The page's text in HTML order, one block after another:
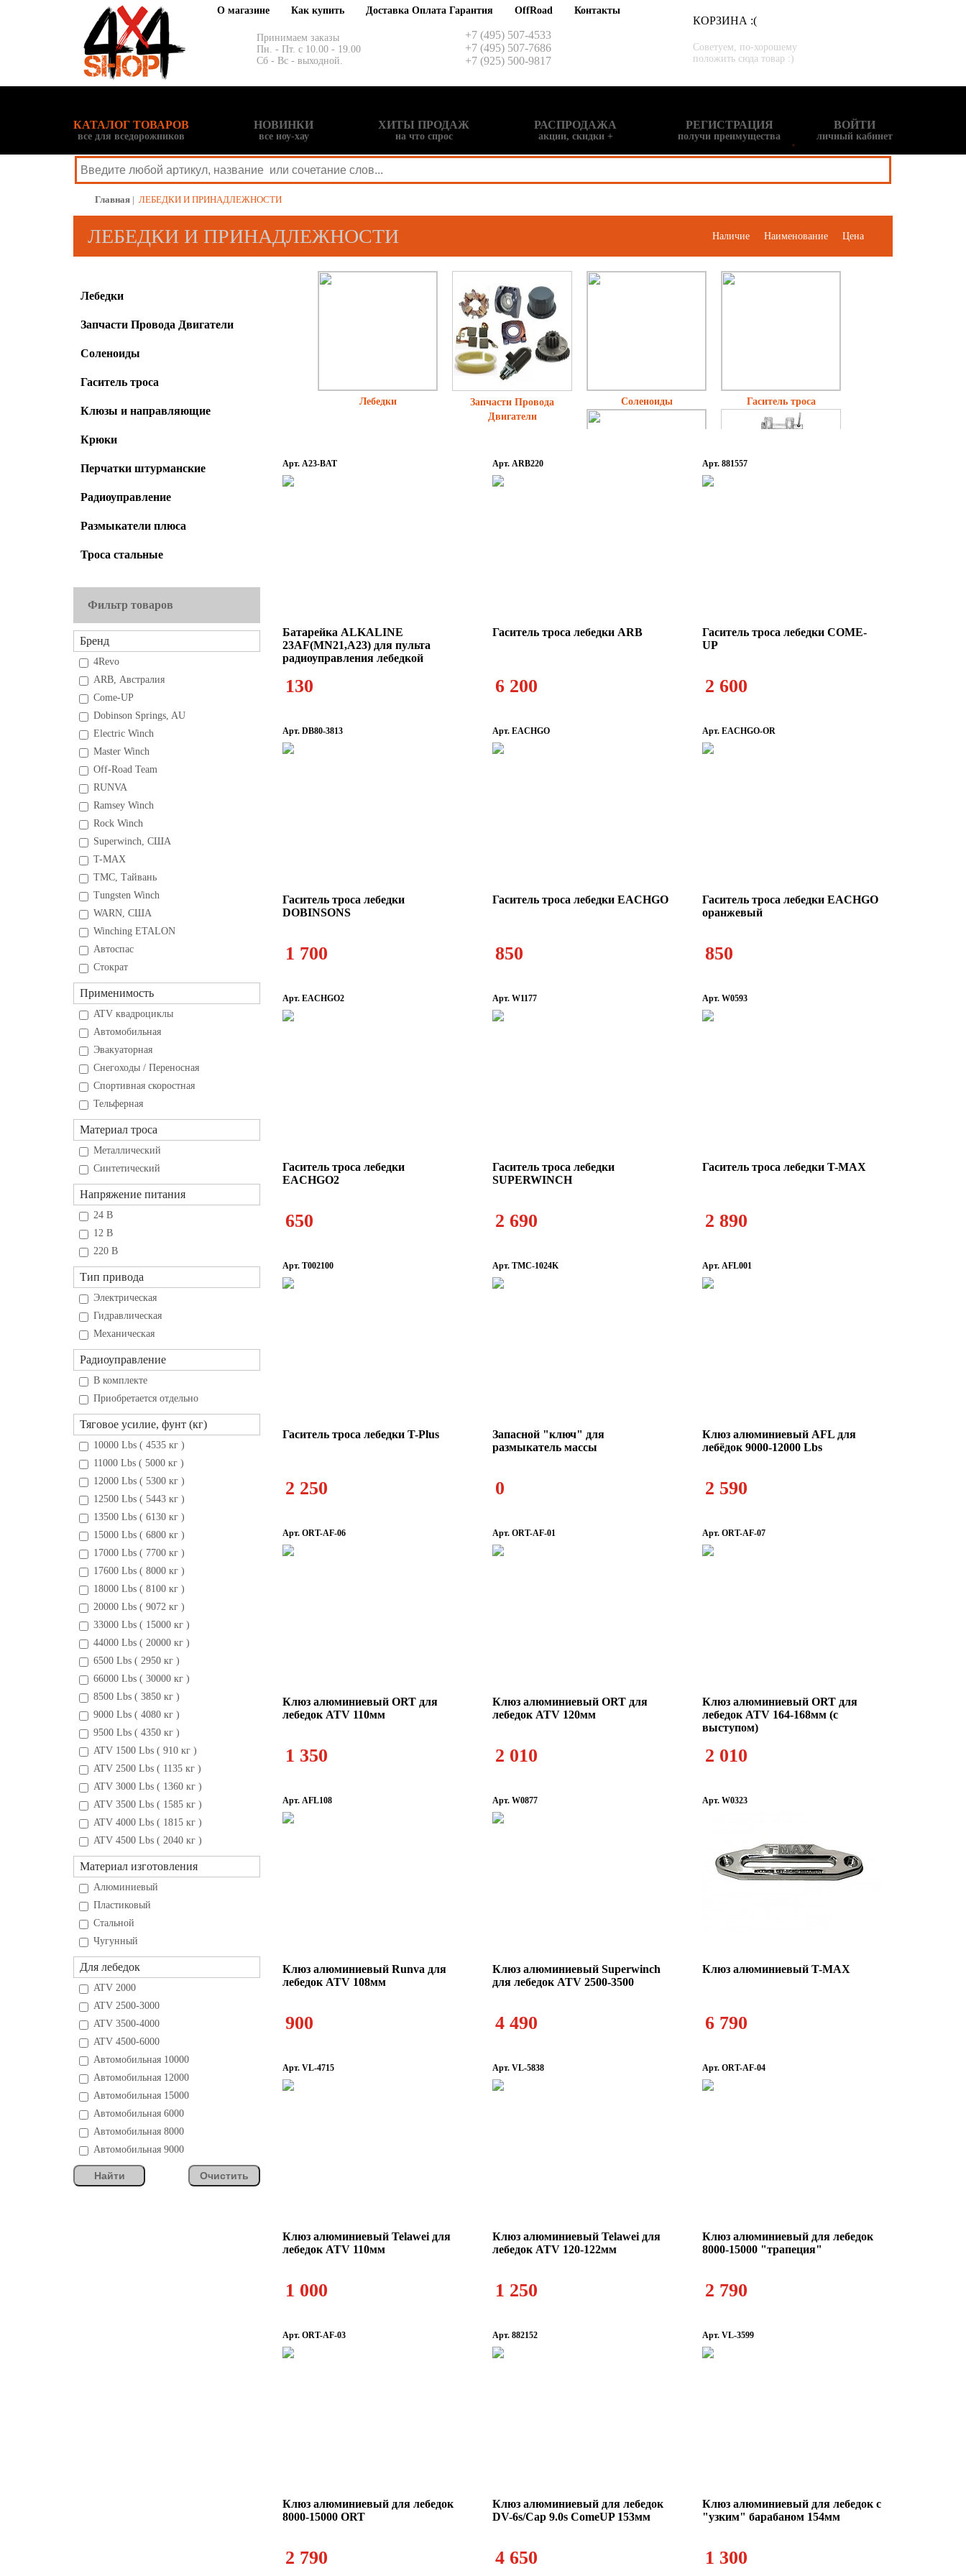
О магазине Как купить Доставка Оплата Гарантия OffRoad Контакты
Принимаем заказы
Пн. - Пт. с 10.00 - 19.00
Сб - Вс - выходной.
+7 (495) 507-4533
+7 (495) 507-7686
+7 (925) 500-9817
КОРЗИНА :(
Советуем, по-хорошему
положить сюда товар :)
РЕГИСТРАЦИЯ
получи преимущества
ВОЙТИ
личный кабинет
КАТАЛОГ ТОВАРОВ
все для вседорожников
НОВИНКИ
все ноу-хау
ХИТЫ ПРОДАЖ
на что спрос
РАСПРОДАЖА
акции, скидки +
Главная | ЛЕБЕДКИ И ПРИНАДЛЕЖНОСТИ
ЛЕБЕДКИ И ПРИНАДЛЕЖНОСТИ Наличие Наименование Цена
Лебедки
Запчасти Провода Двигатели
Соленоиды
Гаситель троса
Клюзы и направляющие
Крюки
Перчатки штурманские
Радиоуправление
Размыкатели плюса
Троса стальные
Фильтр товаров
Бренд
4Revo
ARB, Австралия
Come-UP
Dobinson Springs, AU
Electric Winch
Master Winch
Off-Road Team
RUNVA
Ramsey Winch
Rock Winch
Superwinch, США
T-MAX
TMC, Тайвань
Tungsten Winch
WARN, США
Winching ETALON
Автоспас
Стократ
Применимость
ATV квадроциклы
Автомобильная
Эвакуаторная
Снегоходы / Переносная
Спортивная скоростная
Тельферная
Материал троса
Металлический
Синтетический
Напряжение питания
24 В
12 В
220 В
Тип привода
Электрическая
Гидравлическая
Механическая
Радиоуправление
В комплекте
Приобретается отдельно
Тяговое усилие, фунт (кг)
10000 Lbs ( 4535 кг )
11000 Lbs ( 5000 кг )
12000 Lbs ( 5300 кг )
12500 Lbs ( 5443 кг )
13500 Lbs ( 6130 кг )
15000 Lbs ( 6800 кг )
17000 Lbs ( 7700 кг )
17600 Lbs ( 8000 кг )
18000 Lbs ( 8100 кг )
20000 Lbs ( 9072 кг )
33000 Lbs ( 15000 кг )
44000 Lbs ( 20000 кг )
6500 Lbs ( 2950 кг )
66000 Lbs ( 30000 кг )
8500 Lbs ( 3850 кг )
9000 Lbs ( 4080 кг )
9500 Lbs ( 4350 кг )
ATV 1500 Lbs ( 910 кг )
ATV 2500 Lbs ( 1135 кг )
ATV 3000 Lbs ( 1360 кг )
ATV 3500 Lbs ( 1585 кг )
ATV 4000 Lbs ( 1815 кг )
ATV 4500 Lbs ( 2040 кг )
Материал изготовления
Алюминиевый
Пластиковый
Стальной
Чугунный
Для лебедок
ATV 2000
ATV 2500-3000
ATV 3500-4000
ATV 4500-6000
Автомобильная 10000
Автомобильная 12000
Автомобильная 15000
Автомобильная 6000
Автомобильная 8000
Автомобильная 9000
Найти Очистить
Лебедки
Запчасти Провода
Двигатели
Соленоиды Гаситель троса
Радиоуправление Троса стальные
Арт. A23-BAT
Батарейка ALKALINE
23AF(MN21,A23) для пульта
радиоуправления лебедкой
130
Арт. ARB220
Гаситель троса лебедки ARB
6 200
Арт. 881557
Гаситель троса лебедки COME-
UP
2 600
Арт. DB80-3813
Гаситель троса лебедки
DOBINSONS
1 700
Арт. EACHGO
Гаситель троса лебедки EACHGO
850
Арт. EACHGO-OR
Гаситель троса лебедки EACHGO
оранжевый
850
Арт. EACHGO2
Гаситель троса лебедки
EACHGO2
650
Арт. W1177
Гаситель троса лебедки
SUPERWINCH
2 690
Арт. W0593
Гаситель троса лебедки T-MAX
2 890
Арт. T002100
Гаситель троса лебедки T-Plus
2 250
Арт. TMC-1024K
Запасной "ключ" для
размыкатель массы
0
Арт. AFL001
Клюз алюминиевый AFL для
лебёдок 9000-12000 Lbs
2 590
Арт. ORT-AF-06
Клюз алюминиевый ORT для
лебедок ATV 110мм
1 350
Арт. ORT-AF-01
Клюз алюминиевый ORT для
лебедок ATV 120мм
2 010
Арт. ORT-AF-07
Клюз алюминиевый ORT для
лебедок ATV 164-168мм (с
выступом)
2 010
Арт. AFL108
Клюз алюминиевый Runva для
лебедок ATV 108мм
900
Арт. W0877
Клюз алюминиевый Superwinch
для лебедок ATV 2500-3500
4 490
Арт. W0323
Клюз алюминиевый T-MAX
6 790
Арт. VL-4715
Клюз алюминиевый Telawei для
лебедок ATV 110мм
1 000
Арт. VL-5838
Клюз алюминиевый Telawei для
лебедок ATV 120-122мм
1 250
Арт. ORT-AF-04
Клюз алюминиевый для лебедок
8000-15000 "трапеция"
2 790
Арт. ORT-AF-03
Клюз алюминиевый для лебедок
8000-15000 ORT
2 790
Арт. 882152
Клюз алюминиевый для лебедок
DV-6s/Cap 9.0s ComeUP 153мм
4 650
Арт. VL-3599
Клюз алюминиевый для лебедок с
"узким" барабаном 154мм
1 300